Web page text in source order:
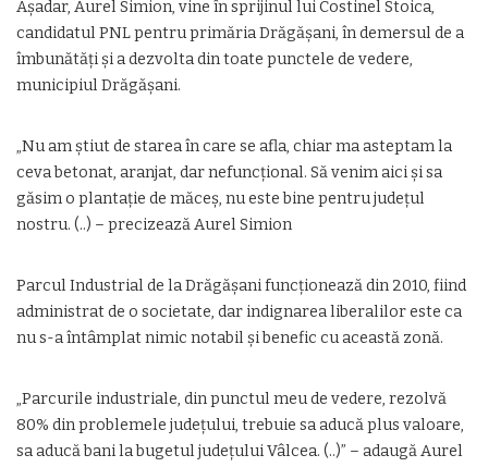
Așadar, Aurel Simion, vine în sprijinul lui Costinel Stoica,
candidatul PNL pentru primăria Drăgășani, în demersul de a
îmbunătăți și a dezvolta din toate punctele de vedere,
municipiul Drăgășani.
„Nu am știut de starea în care se afla, chiar ma asteptam la
ceva betonat, aranjat, dar nefuncțional. Să venim aici și sa
găsim o plantație de măceș, nu este bine pentru județul
nostru. (..) – precizează Aurel Simion
Parcul Industrial de la Drăgășani funcționează din 2010, fiind
administrat de o societate, dar indignarea liberalilor este ca
nu s-a întâmplat nimic notabil și benefic cu această zonă.
„Parcurile industriale, din punctul meu de vedere, rezolvă
80% din problemele județului, trebuie sa aducă plus valoare,
sa aducă bani la bugetul județului Vâlcea. (..)” – adaugă Aurel